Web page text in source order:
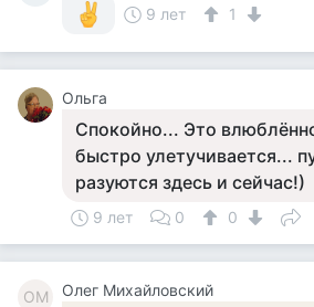
9 лет
1
Ольга
Спокойно... Это
быстро улетучивается...
разуются здесь и сейчас!)
9 лет 0 0
ОМ Олег Михайловский